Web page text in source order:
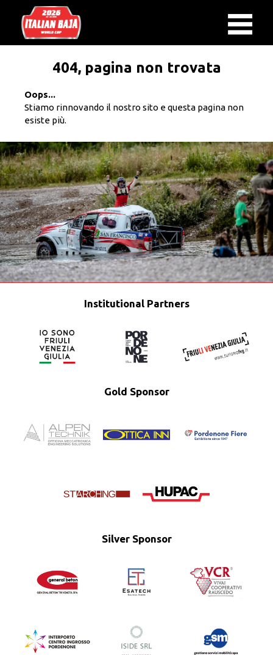
404, pagina non trovata
Oops...
Stiamo rinnovando il nostro sito e questa pagina non
esiste più.
Institutional Partners
Gold Sponsor
Silver Sponsor